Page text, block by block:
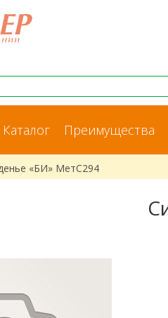
Каталог Преимущества
«БИ» МетС294